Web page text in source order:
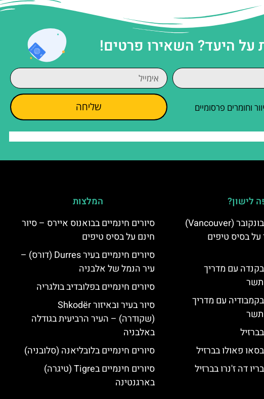
היעד? השאירו פרטים!
וחומרים פרסומיים שליחה
לישון?
סיורים חינמיים בונקובר (Vancouver)
בסיס טיפים
בקנדה עם מדריך
תשר
בקמבודיה עם מדריך
תשר
פאולו בברזיל
דה ז'נרו בברזיל
המלצות
סיורים חינמיים בבואנוס איירס – סיור
חינם על בסיס טיפים
סיורים חינמיים בעיר Durres (דורס) –
עיר הנמל של אלבניה
סיורים חינמיים בפלובדיב בולגריה
סיור בעיר ובאיזור Shkodër
(שקודרה) – העיר הרביעית בגודלה
באלבניה
סיורים חינמיים בלובליאנה (סלובניה)
סיורים חינמיים בTigre (טיגרה)
בארגנטינה